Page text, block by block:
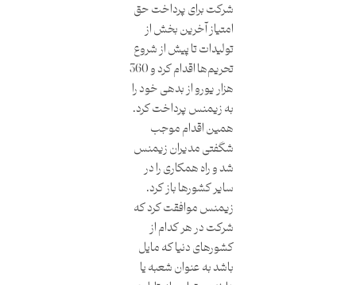
شرکت برای پرداخت حق
امتیاز آخرین بخش از
تولیدات تا پیش از شروع
تحریم‌ها اقدام کرد و 360
هزار یورو از بدهی خود را
به زیمنس پرداخت کرد.
همین اقدام موجب
شگفتی مدیران زیمنس
شد و راه همکاری را در
سایر کشورها باز کرد.
زیمنس موافقت کرد که
شرکت در هر کدام از
کشورهای دنیا که مایل
باشد به عنوان شعبه یا